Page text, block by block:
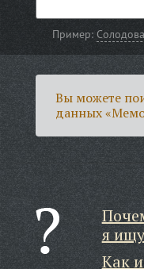
Пример:
Вы можете
данных
я
Как